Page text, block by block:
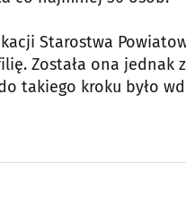
Starostwa
Została ona jednak
takiego kroku było